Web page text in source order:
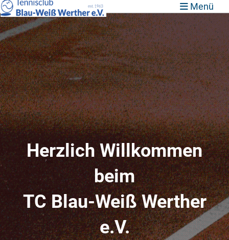
Menü
Herzlich Willkommen
beim
TC Blau-Weiß Werther
e.V.